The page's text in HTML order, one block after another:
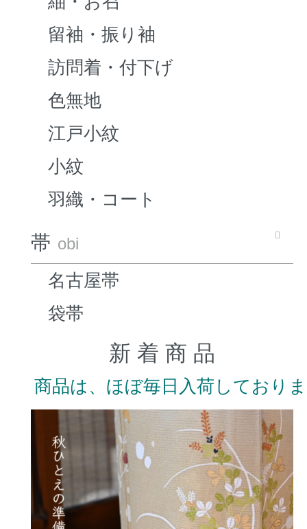
留袖・振り袖
訪問着・付下げ
色無地
江戸小紋
小紋
羽織・コート
帯 obi
名古屋帯
袋帯
新 着 商 品
商品は、ほぼ毎日入荷しており